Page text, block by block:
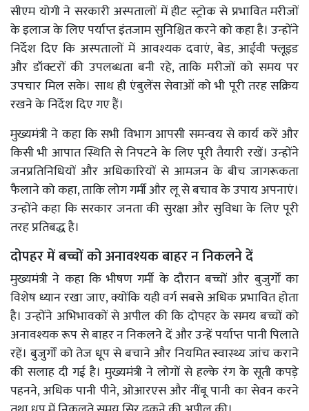
सीएम योगी ने सरकारी अस्पतालों में हीट स्ट्रोक से प्रभावित मरीजों
के इलाज के लिए पर्याप्त इंतजाम सुनिश्चित करने को कहा है। उन्होंने
निर्देश दिए कि अस्पतालों में आवश्यक दवाएं, बेड, आईवी फ्लूइड
और डॉक्टरों की उपलब्धता बनी रहे, ताकि मरीजों को समय पर
उपचार मिल सके। साथ ही एंबुलेंस सेवाओं को भी पूरी तरह सक्रिय
रखने के निर्देश दिए गए हैं।
मुख्यमंत्री ने कहा कि सभी विभाग आपसी समन्वय से कार्य करें और
किसी भी आपात स्थिति से निपटने के लिए पूरी तैयारी रखें। उन्होंने
जनप्रतिनिधियों और अधिकारियों से आमजन के बीच जागरूकता
फैलाने को कहा, ताकि लोग गर्मी और लू से बचाव के उपाय अपनाएं।
उन्होंने कहा कि सरकार जनता की सुरक्षा और सुविधा के लिए पूरी
तरह प्रतिबद्ध है।
दोपहर में बच्चों को अनावश्यक बाहर न निकलने दें
मुख्यमंत्री ने कहा कि भीषण गर्मी के दौरान बच्चों और बुजुर्गों का
विशेष ध्यान रखा जाए, क्योंकि यही वर्ग सबसे अधिक प्रभावित होता
है। उन्होंने अभिभावकों से अपील की कि दोपहर के समय बच्चों को
अनावश्यक रूप से बाहर न निकलने दें और उन्हें पर्याप्त पानी पिलाते
रहें। बुजुर्गों को तेज धूप से बचाने और नियमित स्वास्थ्य जांच कराने
की सलाह दी गई है। मुख्यमंत्री ने लोगों से हल्के रंग के सूती कपड़े
पहनने, अधिक पानी पीने, ओआरएस और नींबू पानी का सेवन करने